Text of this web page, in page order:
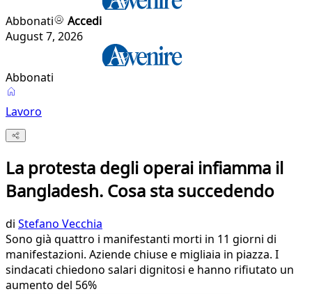
Abbonati
Accedi
August 7, 2026
Abbonati
Lavoro
La protesta degli operai infiamma il
Bangladesh. Cosa sta succedendo
di Stefano Vecchia
Sono già quattro i manifestanti morti in 11 giorni di
manifestazioni. Aziende chiuse e migliaia in piazza. I
sindacati chiedono salari dignitosi e hanno rifiutato un
aumento del 56%